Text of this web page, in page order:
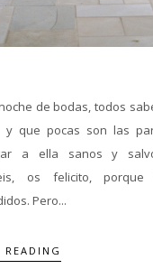
de bodas, todos
y que pocas son las
a ella sanos y
os felicito, porque
Pero...
READING